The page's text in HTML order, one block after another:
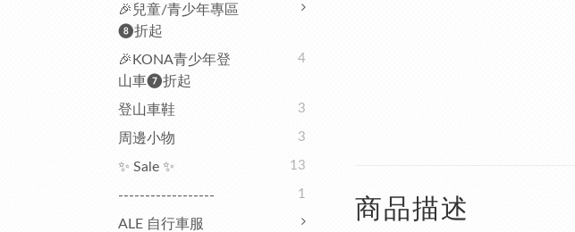
🎉兒童/青少年專區
❽折起
🎉KONA青少年登
山車❼折起
4
登山車鞋 3
周邊小物 3
✨ Sale ✨ 13
------------------ 1
ALE 自行車服
商品描述